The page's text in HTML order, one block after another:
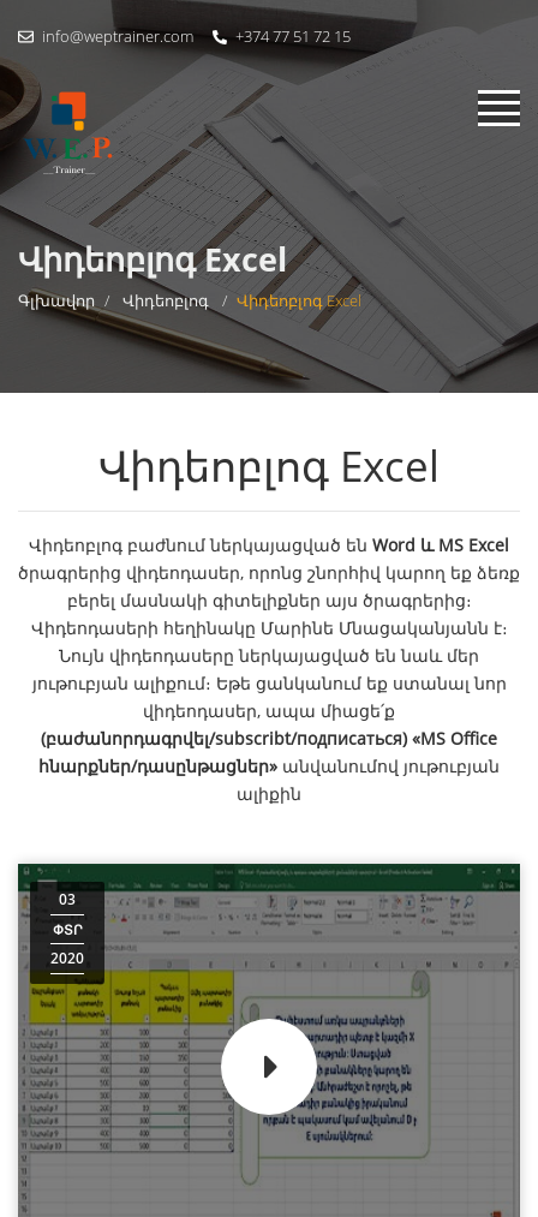
info@weptrainer.com +374 77 51 72 15
Վիդեոբլոգ Excel
Գլխավոր / Վիդեոբլոգ / Վիդեոբլոգ Excel
Վիդեոբլոգ Excel
Վիդեոբլոգ բաժնում ներկայացված են Word և MS Excel
ծրագրերից վիդեոդասեր, որոնց շնորհիվ կարող եք ձեռք
բերել մասնակի գիտելիքներ այս ծրագրերից։
Վիդեոդասերի հեղինակը Մարինե Մնացականյանն է։
Նույն վիդեոդասերը ներկայացված են նաև մեր
յութուբյան ալիքում։ Եթե ցանկանում եք ստանալ նոր
վիդեոդասեր, ապա միացե՛ք
(բաժանորդագրվել/subscribt/подписаться) «MS Office
հնարքներ/դասընթացներ» անվանումով յութուբյան
ալիքին
03
ՓՏՐ
2020